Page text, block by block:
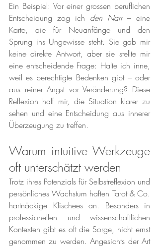
Ein Beispiel: Vor einer grossen beruflichen
Entscheidung zog ich den Narr – eine
Karte, die für Neuanfänge und den
Sprung ins Ungewisse steht. Sie gab mir
keine direkte Antwort, aber sie stellte mir
eine entscheidende Frage: Halte ich inne,
weil es berechtigte Bedenken gibt – oder
aus reiner Angst vor Veränderung? Diese
Reflexion half mir, die Situation klarer zu
sehen und eine Entscheidung aus innerer
Überzeugung zu treffen.
Warum intuitive Werkzeuge
oft unterschätzt werden
Trotz ihres Potenzials für Selbstreflexion und
persönliches Wachstum haften Tarot & Co.
hartnäckige Klischees an. Besonders in
professionellen und wissenschaftlichen
Kontexten gibt es oft die Sorge, nicht ernst
genommen zu werden. Angesichts der Art